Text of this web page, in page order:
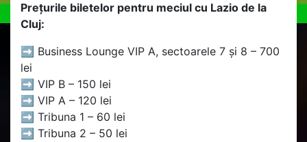
Prețurile biletelor pentru meciul cu Lazio de la
Cluj:
➡ Business Lounge VIP A, sectoarele 7 și 8 – 700
lei
➡ VIP B – 150 lei
➡ VIP A – 120 lei
➡ Tribuna 1 – 60 lei
➡ Tribuna 2 – 50 lei